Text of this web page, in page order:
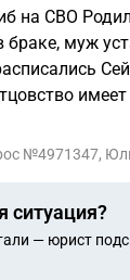
на СВО
муж
№4971347,
ситуация?
— юрист